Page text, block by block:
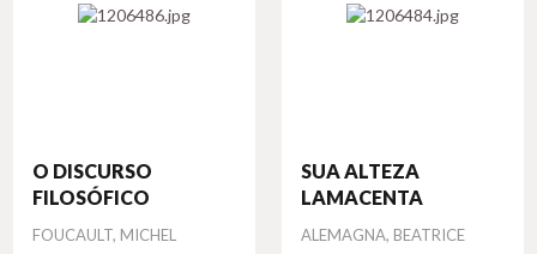
O DISCURSO
FILOSÓFICO
Autor
FOUCAULT, MICHEL
SUA ALTEZA
LAMACENTA
Autor
ALEMAGNA, BEATRICE